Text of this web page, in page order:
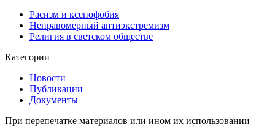
Расизм и ксенофобия
Неправомерный антиэкстремизм
Религия в светском обществе
Категории
Новости
Публикации
Документы
При перепечатке материалов или ином их использовании